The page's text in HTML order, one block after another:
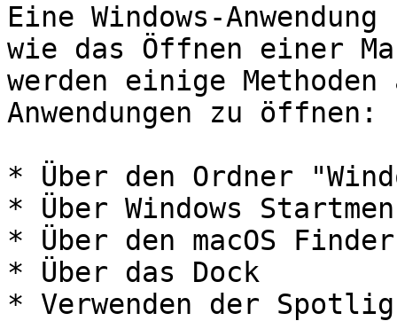
Eine Windows-
wie das Öffnen einer
werden einige
Anwendungen zu öffnen:
* Über den Ordner
* Über Windows
* Über den macOS Finder
* Über das Dock
* Verwenden der